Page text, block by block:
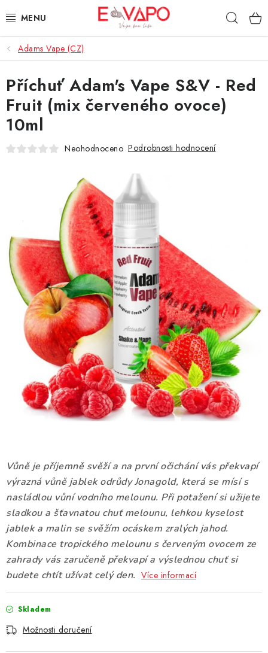
na
3D TISK
TIPY ZA DOBROU CENU
AROMATA A PŘÍCHUTĚ
BÁZE
NIKOTINOVÉ SÁČKY
DÁRKOVÉ VOUCHERY
ATOMIZÉRY A CARTRIDGE
DIY
BATERIE A NABÍJEČKY
GRIPY & MODY
JEDNORÁZOVÉ A DOBÍJECÍ E-CIGARETY
PŘÍSLUŠENSTVÍ
ZNAČKY
Jak reklamovat či vrátit zboží
Recenze
Kontakty
Prodejny Volná místa
Adams Vape (CZ)
Vůně je příjemně svěží a na první očichání vás překvapí
výrazná vůně jablek odrůdy Jonagold, která se mísí s
nasládlou vůní vodního melounu. Při potažení si užijete
sladkou a šťavnatou chuť melounu, lehkou kyselost
jablek a malin se svěžím ocáskem zralých jahod.
Kombinace tropického melounu s červeným ovocem ze
zahrady vás zaručeně překvapí a výslednou chuť si
budete chtít užívat celý den. Více informací
Skladem
Možnosti doručení
Příchuť Adam's Vape S&V - Red
Fruit (mix červeného ovoce)
10ml
Neohodnoceno Podrobnosti hodnocení